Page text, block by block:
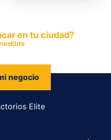
en tu ciudad?
negocio